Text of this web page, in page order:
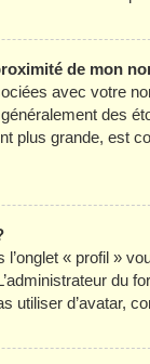
de mon
avec votre
des
plus grande, est
l’onglet « profil »
du
utiliser d’avatar,